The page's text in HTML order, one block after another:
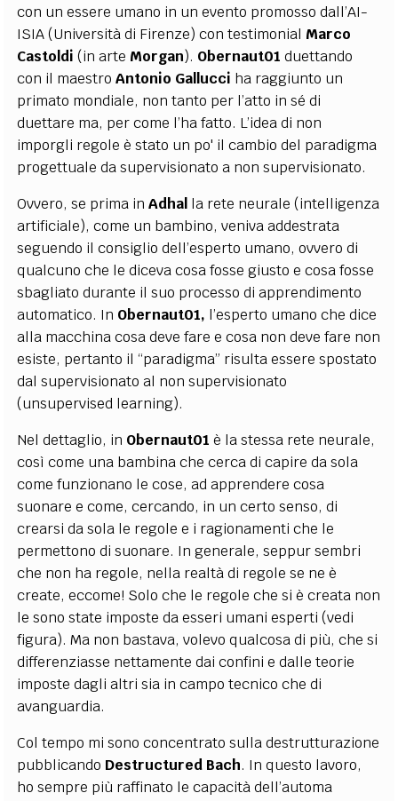
con un essere umano in un evento promosso dall’AI-
ISIA (Università di Firenze) con testimonial Marco
Castoldi (in arte Morgan). Obernaut01duettando
con il maestro Antonio Gallucci ha raggiunto un
primato mondiale, non tanto per l’atto in sé di
duettare ma, per come l’ha fatto. L’idea di non
imporgli regole è stato un po' il cambio del paradigma
progettuale da supervisionato a non supervisionato.
Ovvero, se prima inAdhal la rete neurale (intelligenza
artificiale), come un bambino, veniva addestrata
seguendo il consiglio dell’esperto umano, ovvero di
qualcuno che le diceva cosa fosse giusto e cosa fosse
sbagliato durante il suo processo di apprendimento
automatico. In Obernaut01, l’esperto umano che dice
alla macchina cosa deve fare e cosa non deve fare non
esiste, pertanto il “paradigma” risulta essere spostato
dal supervisionato al non supervisionato
(unsupervised learning).
Nel dettaglio, in Obernaut01 è la stessa rete neurale,
così come una bambina che cerca di capire da sola
come funzionano le cose, ad apprendere cosa
suonare e come, cercando, in un certo senso, di
crearsi da sola le regole e i ragionamenti che le
permettono di suonare. In generale, seppur sembri
che non ha regole, nella realtà di regole se ne è
create, eccome! Solo che le regole che si è creata non
le sono state imposte da esseri umani esperti (vedi
figura). Ma non bastava, volevo qualcosa di più, che si
differenziasse nettamente dai confini e dalle teorie
imposte dagli altri sia in campo tecnico che di
avanguardia.
Col tempo mi sono concentrato sulla destrutturazione
pubblicando Destructured Bach. In questo lavoro,
ho sempre più raffinato le capacità dell’automa